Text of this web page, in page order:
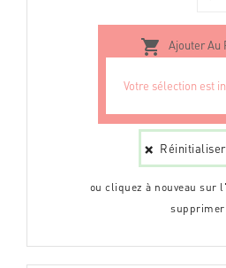
 Ajouter Au
ou cliquez à nouveau sur
supprimer